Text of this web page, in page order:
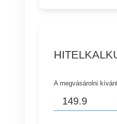
A megvásárolni